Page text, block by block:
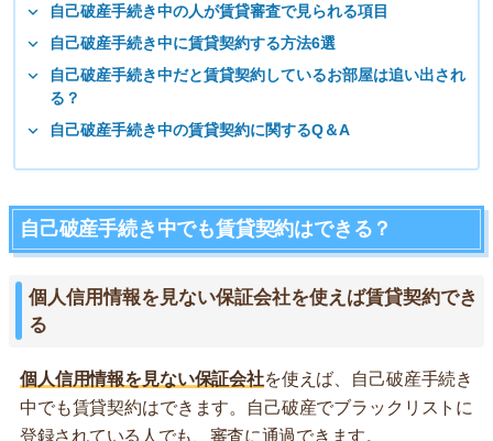
自己破産手続き中の人が賃貸審査で見られる項目
自己破産手続き中に賃貸契約する方法6選
自己破産手続き中だと賃貸契約しているお部屋は追い出され
る？
自己破産手続き中の賃貸契約に関するQ＆A
自己破産手続き中でも賃貸契約はできる？
個人信用情報を見ない保証会社を使えば賃貸契約でき
る
個人信用情報を見ない保証会社を使えば、自己破産手続き
中でも賃貸契約はできます。自己破産でブラックリストに
登録されている人でも、審査に通過できます。